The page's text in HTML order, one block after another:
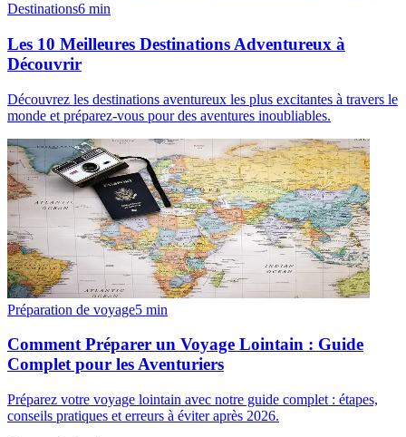
Destinations6 min
Les 10 Meilleures Destinations Adventureux à
Découvrir
Découvrez les destinations aventureux les plus excitantes à travers le
monde et préparez-vous pour des aventures inoubliables.
Préparation de voyage5 min
Comment Préparer un Voyage Lointain : Guide
Complet pour les Aventuriers
Préparez votre voyage lointain avec notre guide complet : étapes,
conseils pratiques et erreurs à éviter après 2026.